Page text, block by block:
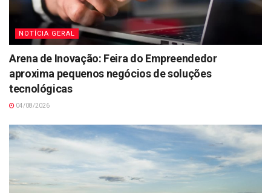
NOTÍCIA GERAL
Arena de Inovação: Feira do Empreendedor
aproxima pequenos negócios de soluções
tecnológicas
04/08/2026